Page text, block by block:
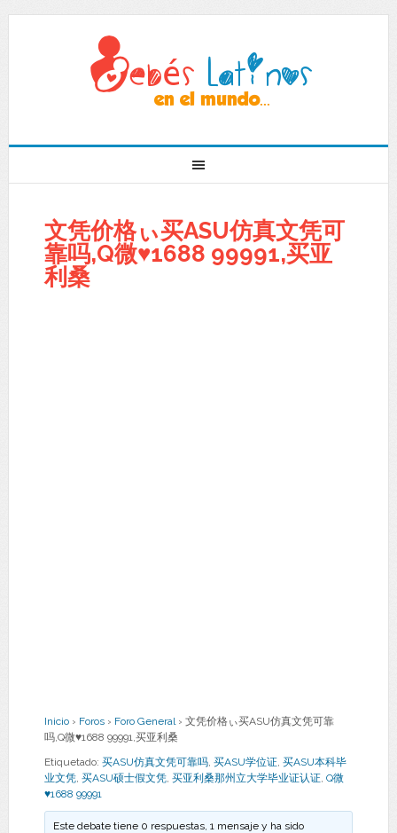
文凭价格ぃ买ASU仿真文凭可
靠吗,Q微♥1688 99991,买亚
利桑
Inicio › Foros › Foro General › 文凭价格ぃ买ASU仿真文凭可靠
吗,Q微♥1688 99991,买亚利桑
Etiquetado: 买ASU仿真文凭可靠吗, 买ASU学位证, 买ASU本科毕
业文凭, 买ASU硕士假文凭, 买亚利桑那州立大学毕业证认证, Q微
♥1688 99991
Este debate tiene 0 respuestas, 1 mensaje y ha sido